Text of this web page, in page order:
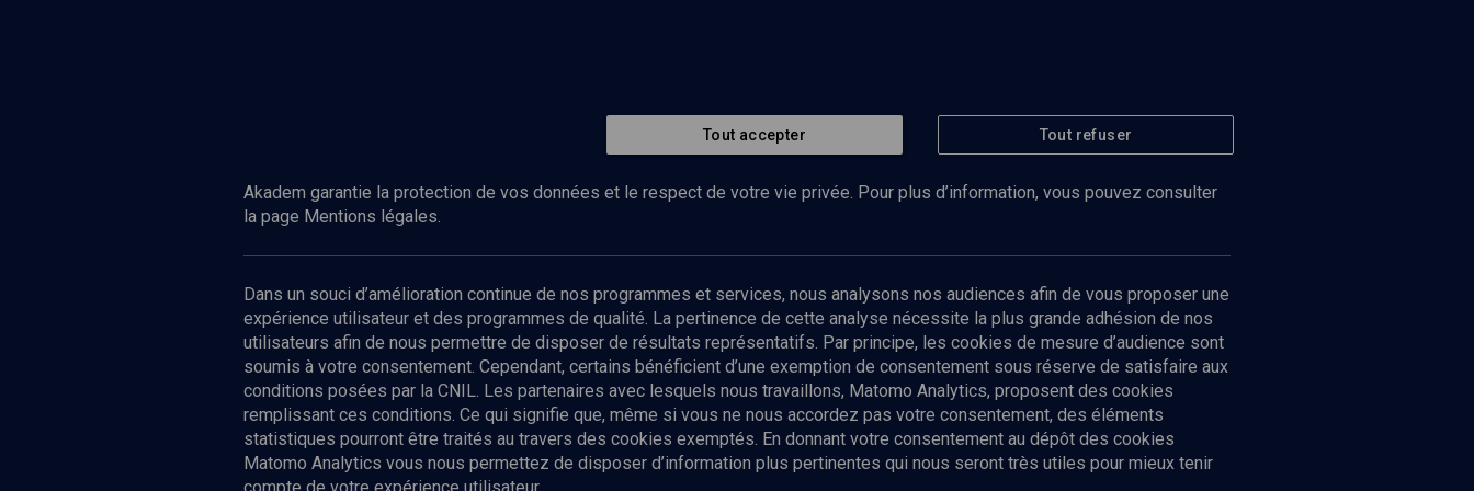
Abonnez-vous à notre newsletter
Envoyer
Tout accepter Tout refuser
Akadem garantie la protection de vos données et le respect de votre vie privée. Pour plus d’information, vous pouvez consulter
la page Mentions légales.
Dans un souci d’amélioration continue de nos programmes et services, nous analysons nos audiences afin de vous proposer une
expérience utilisateur et des programmes de qualité. La pertinence de cette analyse nécessite la plus grande adhésion de nos
utilisateurs afin de nous permettre de disposer de résultats représentatifs. Par principe, les cookies de mesure d’audience sont
soumis à votre consentement. Cependant, certains bénéficient d’une exemption de consentement sous réserve de satisfaire aux
conditions posées par la CNIL. Les partenaires avec lesquels nous travaillons, Matomo Analytics, proposent des cookies
remplissant ces conditions. Ce qui signifie que, même si vous ne nous accordez pas votre consentement, des éléments
statistiques pourront être traités au travers des cookies exemptés. En donnant votre consentement au dépôt des cookies
Matomo Analytics vous nous permettez de disposer d’information plus pertinentes qui nous seront très utiles pour mieux tenir